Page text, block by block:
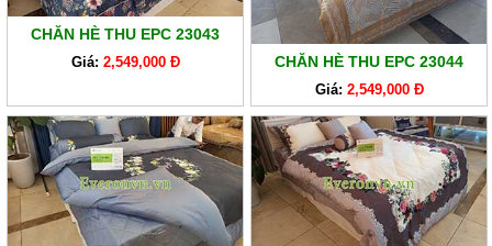
BỘ
ARTEMIS
SẢN
PHẨM
GIẢM
GIÁ
CHĂN HÈ THU EPC 23043
Giá: 2,549,000 Đ CHĂN HÈ THU EPC 23044
Giá: 2,549,000 Đ